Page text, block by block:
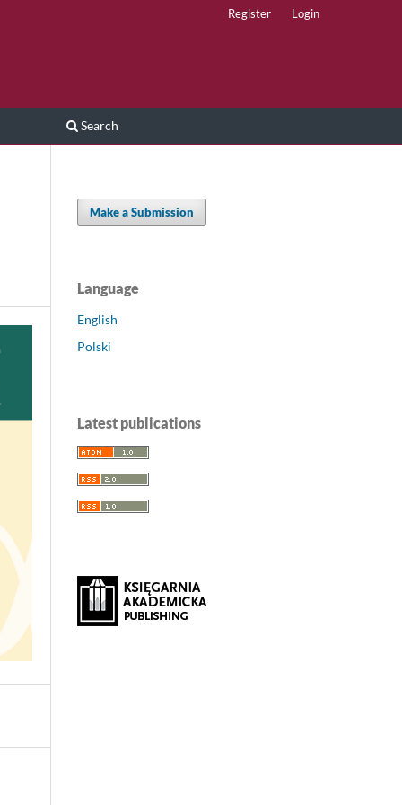
Search
Register Login
Make a Submission
Language
English
Polski
Latest publications